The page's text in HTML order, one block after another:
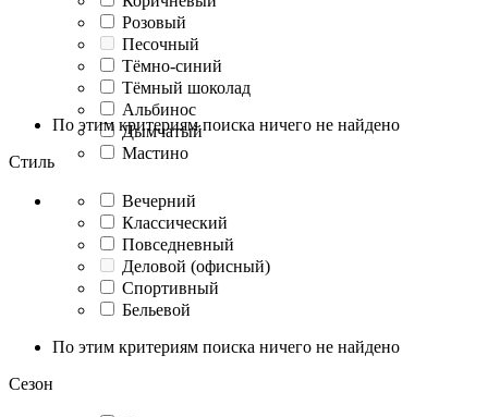
Розовый
Песочный
Тёмно-синий
Тёмный шоколад
Альбинос
Дымчатый
Мастино
По этим критериям поиска ничего не найдено
Стиль
Вечерний
Классический
Повседневный
Деловой (офисный)
Спортивный
Бельевой
По этим критериям поиска ничего не найдено
Сезон